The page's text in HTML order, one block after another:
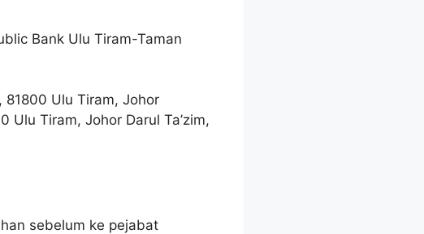
Bank Ulu Tiram-Taman
81800 Ulu Tiram, Johor
Ulu Tiram, Johor Darul Ta’zim,
sebelum ke pejabat